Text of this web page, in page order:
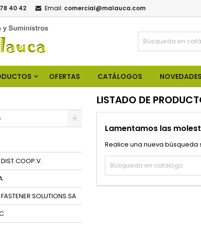
40 42 Email: comercial@malauca.com
OFERTAS CATÁLOGOS NOVEDADES
DIST.COOP.V.
SOLUTIONS SA
LISTADO DE
Lamentamos las
Realice una nueva búsqueda